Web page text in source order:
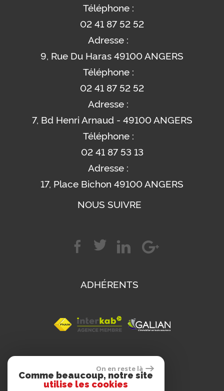
Téléphone :
02 41 87 52 52
Adresse :
9, Rue Du Haras 49100 ANGERS
Téléphone :
02 41 87 52 52
Adresse :
7, Bd Henri Arnaud - 49100 ANGERS
Téléphone :
02 41 87 53 13
Adresse :
17, Place Bichon 49100 ANGERS
NOUS SUIVRE
ADHÉRENTS
SE CONNECTER
On en reste là
Comme beaucoup, notre site
utilise les cookies